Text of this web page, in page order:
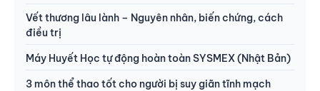
Vết thương lâu lành – Nguyên nhân, biến chứng, cách
điều trị
Máy Huyết Học tự động hoàn toàn SYSMEX (Nhật Bản)
3 môn thể thao tốt cho người bị suy giãn tĩnh mạch